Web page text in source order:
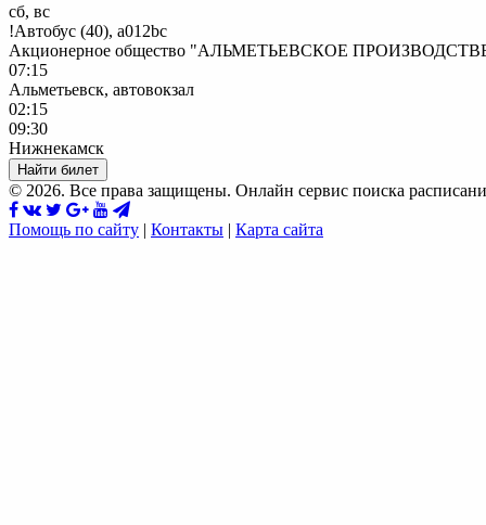
сб, вс
!Автобус (40), a012bc
Акционерное общество "АЛЬМЕТЬЕВСКОЕ
07:15
Альметьевск, автовокзал
02:15
09:30
Нижнекамск
Найти билет
© 2026. Все права защищены. Онлайн сервис поиска
Помощь по сайту | Контакты | Карта сайта